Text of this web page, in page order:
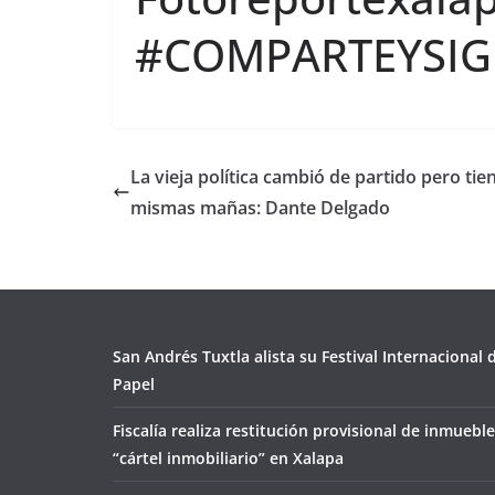
La vieja política cambió de partido pero
mismas mañas: Dante Delgado
San Andrés Tuxtla alista su Festival Internacional
Papel
Fiscalía realiza restitución provisional de
“cártel inmobiliario” en Xalapa